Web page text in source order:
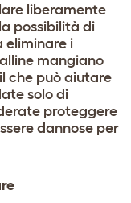
liberamente
possibilità di
eliminare i
mangiano
che può aiutare
solo di
proteggere
dannose per